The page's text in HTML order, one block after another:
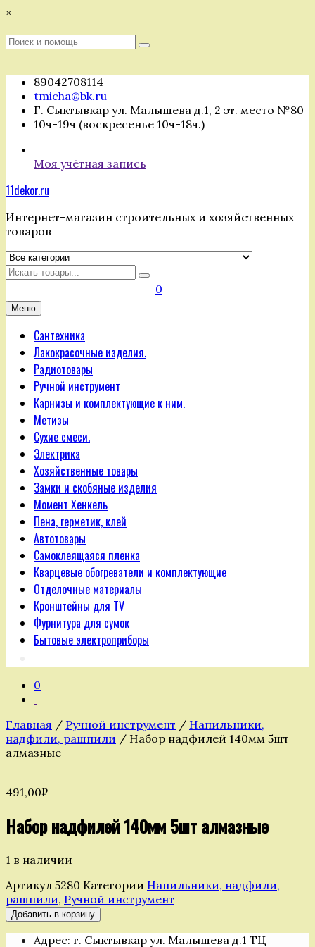
Перейти
содержимому
×
Поиск
Поиск
89042708114
tmicha@bk.ru
Г. Сыктывкар ул. Малышева д.1, 2 эт. место №80
10ч-19ч (воскресенье 10ч-18ч.)
Моя учётная запись
11dekor.ru
Интернет-магазин строительных и хозяйственных
товаров
Искать
0
Меню
Сантехника
Лакокрасочные изделия.
Радиотовары
Ручной инструмент
Карнизы и комплектующие к ним.
Метизы
Сухие смеси.
Электрика
Хозяйственные товары
Замки и скобяные изделия
Момент Хенкель
Пена, герметик, клей
Автотовары
Самоклеящаяся пленка
Кварцевые обогреватели и комплектующие
Отделочные материалы
Кронштейны для TV
Фурнитура для сумок
Бытовые электроприборы
0
Главная / Ручной инструмент / Напильники,
надфили, рашпили / Набор надфилей 140мм 5шт
алмазные
491,00₽
Набор надфилей 140мм 5шт алмазные
1 в наличии
Артикул 5280 Категории Напильники, надфили,
рашпили, Ручной инструмент
Количество
товара
Набор
Добавить в корзину
Адрес: г. Сыктывкар ул. Малышева д.1 ТЦ